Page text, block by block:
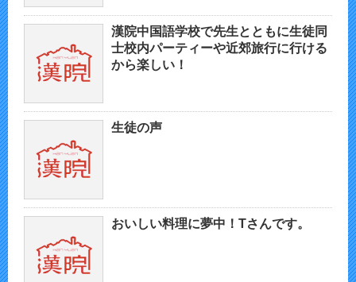
漢院中国語学校で先生とともに生徒同
士校内パーティーや近郊旅行に行ける
から楽しい！
生徒の声
おいしい料理に夢中！Tさんです。